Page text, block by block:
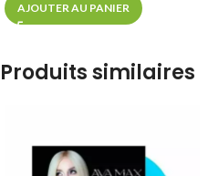
AJOUTER AU PANIER
Produits similaires